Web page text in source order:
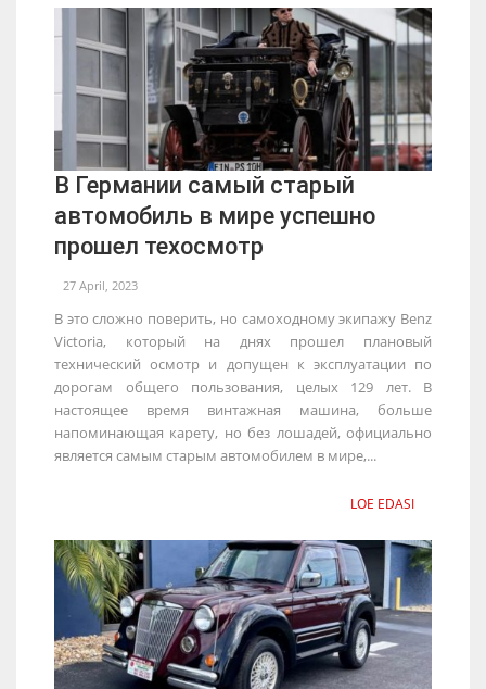
В Германии самый старый
автомобиль в мире успешно
прошел техосмотр
27 April, 2023
В это сложно поверить, но самоходному экипажу Benz
Victoria, который на днях прошел плановый
технический осмотр и допущен к эксплуатации по
дорогам общего пользования, целых 129 лет. В
настоящее время винтажная машина, больше
напоминающая карету, но без лошадей, официально
является самым старым автомобилем в мире,...
LOE EDASI